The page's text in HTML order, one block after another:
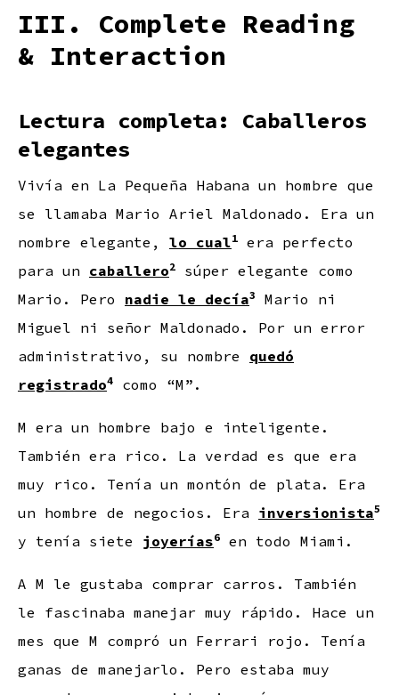
III. Complete Reading
& Interaction
Lectura completa: Caballeros
elegantes
Vivía en La Pequeña Habana un hombre que
se llamaba Mario Ariel Maldonado. Era un
nombre elegante, lo cual1
era perfecto
para un caballero2
súper elegante como
Mario. Pero nadie le decía3
Mario ni
Miguel ni señor Maldonado. Por un error
administrativo, su nombre quedó
registrado4 como “M”.
M era un hombre bajo e inteligente.
También era rico. La verdad es que era
muy rico. Tenía un montón de plata. Era
un hombre de negocios. Era inversionista5
y tenía siete joyerías6 en todo Miami.
A M le gustaba comprar carros. También
le fascinaba manejar muy rápido. Hace un
mes que M compró un Ferrari rojo. Tenía
ganas de manejarlo. Pero estaba muy